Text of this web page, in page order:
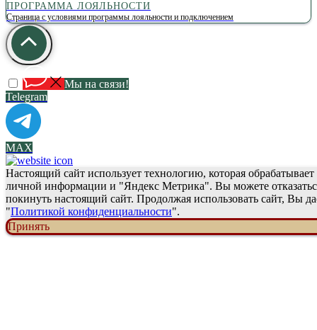
ПРОГРАММА ЛОЯЛЬНОСТИ
Страница с условиями программы лояльности и подключением
Мы на связи!
Telegram
МАХ
Настоящий сайт использует технологию, которая
личной информации и "Яндекс Метрика". Вы можете
покинуть настоящий сайт. Продолжая использовать сайт, Вы
"Политикой конфиденциальности".
Принять